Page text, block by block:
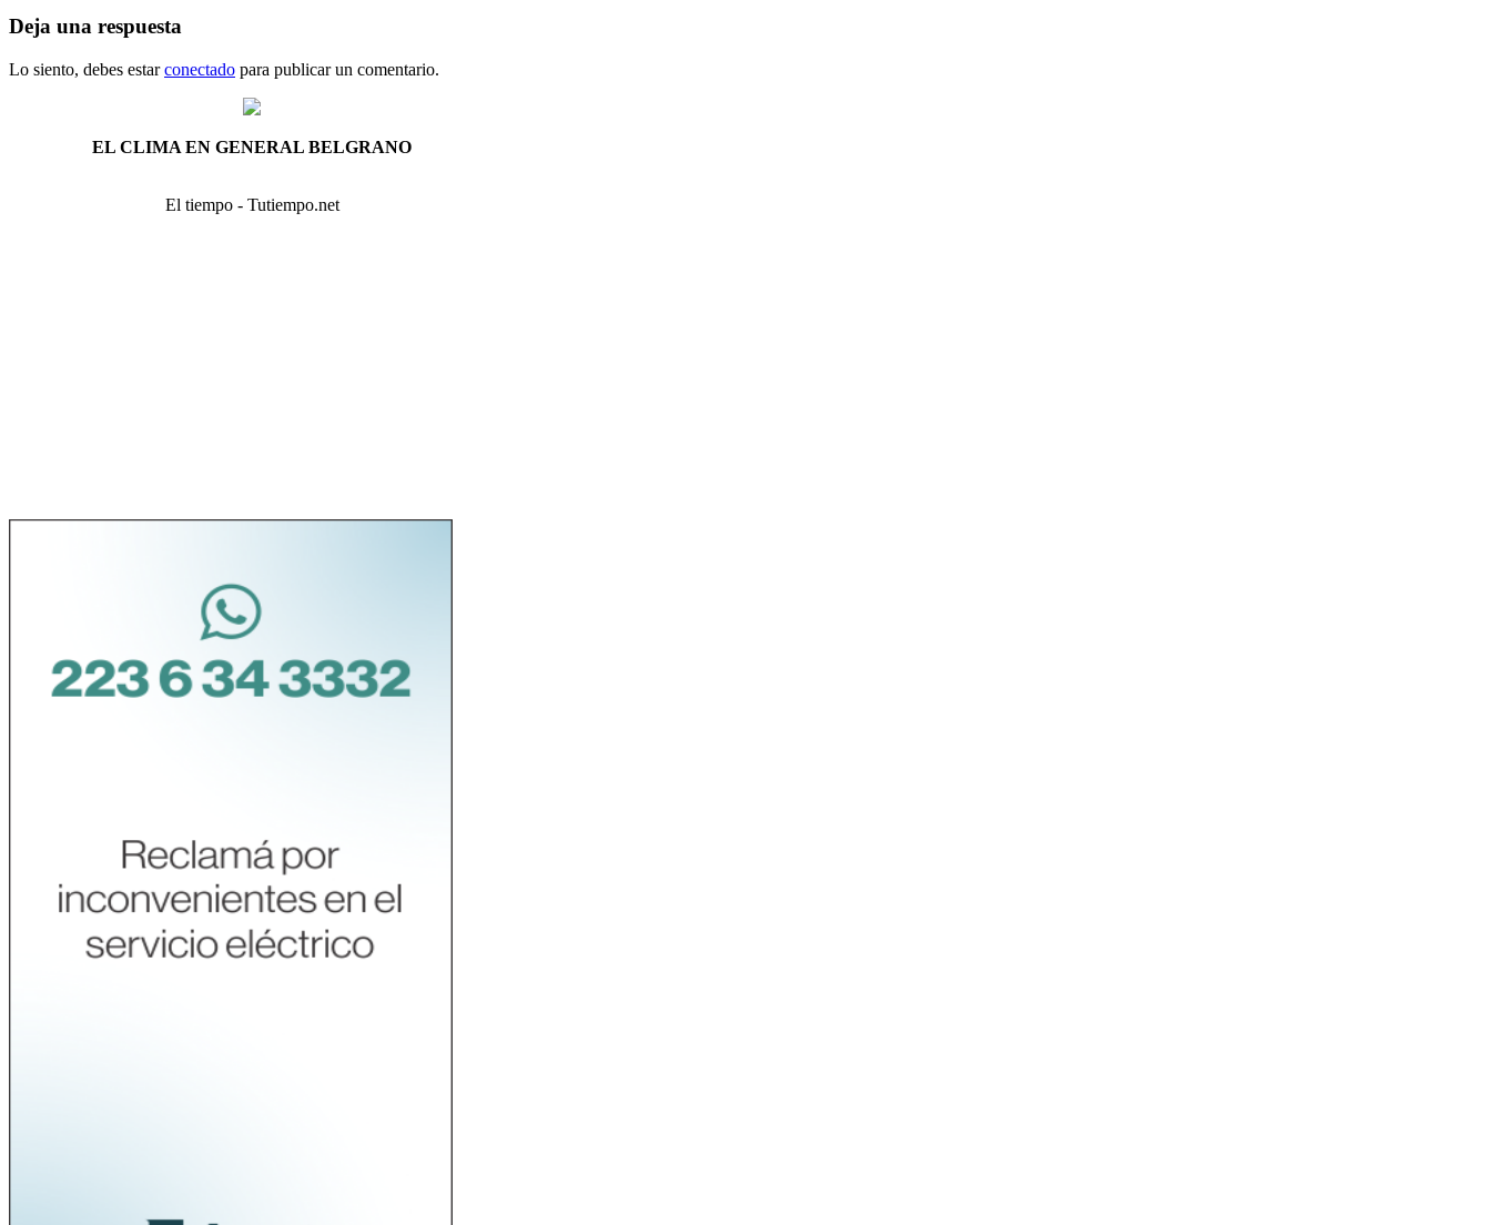
Deja una respuesta
Lo siento, debes estarconectado para publicar un comentario.
EL CLIMA EN GENERAL BELGRANO
El tiempo - Tutiempo.net